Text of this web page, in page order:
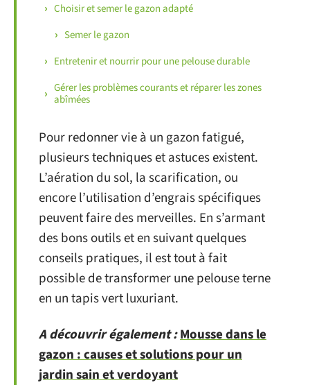
Choisir et semer le gazon adapté
Semer le gazon
Entretenir et nourrir pour une pelouse durable
Gérer les problèmes courants et réparer les zones
abîmées
Pour redonner vie à un gazon fatigué,
plusieurs techniques et astuces existent.
L’aération du sol, la scarification, ou
encore l’utilisation d’engrais spécifiques
peuvent faire des merveilles. En s’armant
des bons outils et en suivant quelques
conseils pratiques, il est tout à fait
possible de transformer une pelouse terne
en un tapis vert luxuriant.
A découvrir également :Mousse dans le
gazon : causes et solutions pour un
jardin sain et verdoyant